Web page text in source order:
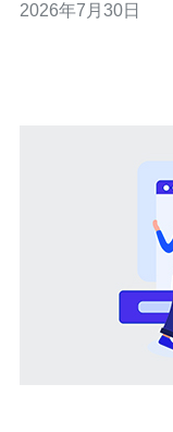
器选型、网络评测
2026年7月30日